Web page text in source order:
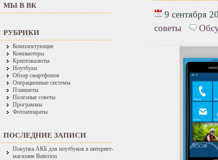
МЫ В ВК
РУБРИКИ
Комплектующие
Компьютеры
Криптовалюты
Ноутбуки
Обзор смартфонов
Операционные системы
Планшеты
Полезные советы
Программы
Фотоаппараты
ПОСЛЕДНИЕ ЗАПИСИ
Покупка АКБ для ноутбуков в интернет-
магазине Batterion
9 сентября
советы